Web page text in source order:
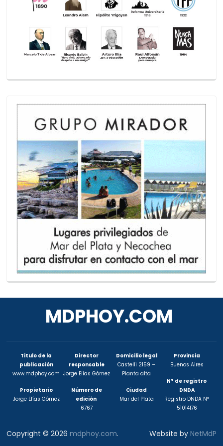
MDPHOY.COM
Titulo de la
publicación
www.mdphoy.com
Propietario
Jorge Elías Gómez
Director
responsable
Jorge Elías Gómez
Número de
edición
6767
Domicilio legal
Castelli 2159 –
Planta alta
Ciudad
Mar del Plata
Provincia
Buenos Aires
N° de registro
DNDA
Registro DNDA Nº
51014176
Copyright © 2026mdphoy.com. Website by NetMdP